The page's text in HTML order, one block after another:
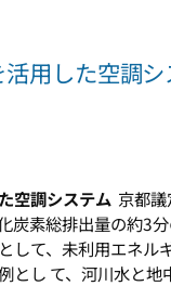
用した空調
空調システム 京都
炭素総排出量の約3
して、未利用エネ
とし て、河川水と